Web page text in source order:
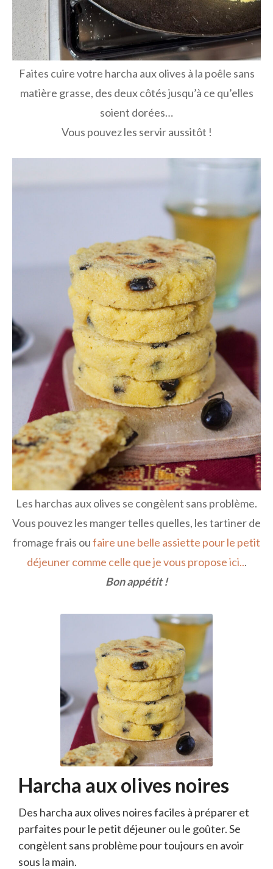
Faites cuire votre harcha aux olives à la poêle sans
matière grasse, des deux côtés jusqu’à ce qu’elles
soient dorées…
Vous pouvez les servir aussitôt !
Les harchas aux olives se congèlent sans problème.
Vous pouvez les manger telles quelles, les tartiner de
fromage frais oufaire une belle assiette pour le petit
déjeuner comme celle que je vous propose ici...
Bon appétit !
Harcha aux olives noires
Des harcha aux olives noires faciles à préparer et
parfaites pour le petit déjeuner ou le goûter. Se
congèlent sans problème pour toujours en avoir
sous la main.